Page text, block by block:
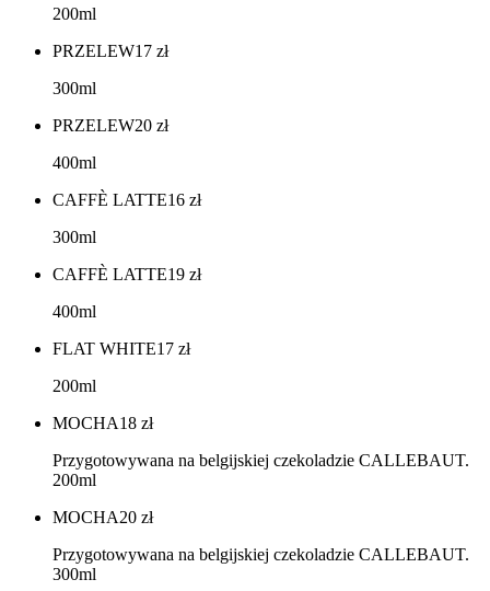
200ml
PRZELEW17 zł
300ml
PRZELEW20 zł
400ml
CAFFÈ LATTE16 zł
300ml
CAFFÈ LATTE19 zł
400ml
FLAT WHITE17 zł
200ml
MOCHA18 zł
Przygotowywana na belgijskiej czekoladzie CALLEBAUT.
200ml
MOCHA20 zł
Przygotowywana na belgijskiej czekoladzie CALLEBAUT.
300ml